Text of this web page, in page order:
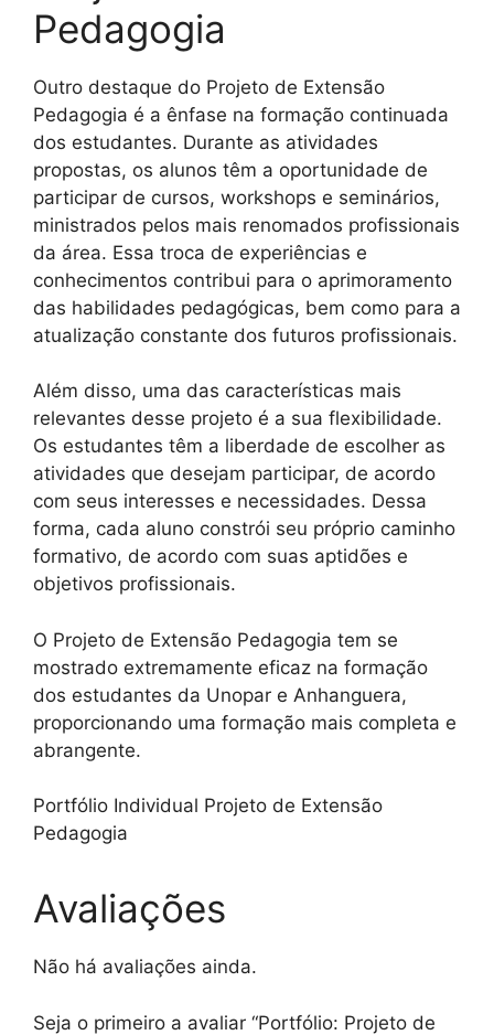
Pedagogia
Outro destaque do Projeto de Extensão
Pedagogia é a ênfase na formação continuada
dos estudantes. Durante as atividades
propostas, os alunos têm a oportunidade de
participar de cursos, workshops e seminários,
ministrados pelos mais renomados profissionais
da área. Essa troca de experiências e
conhecimentos contribui para o aprimoramento
das habilidades pedagógicas, bem como para a
atualização constante dos futuros profissionais.
Além disso, uma das características mais
relevantes desse projeto é a sua flexibilidade.
Os estudantes têm a liberdade de escolher as
atividades que desejam participar, de acordo
com seus interesses e necessidades. Dessa
forma, cada aluno constrói seu próprio caminho
formativo, de acordo com suas aptidões e
objetivos profissionais.
O Projeto de Extensão Pedagogia tem se
mostrado extremamente eficaz na formação
dos estudantes da Unopar e Anhanguera,
proporcionando uma formação mais completa e
abrangente.
Portfólio Individual Projeto de Extensão
Pedagogia
Avaliações
Não há avaliações ainda.
Seja o primeiro a avaliar “Portfólio: Projeto de